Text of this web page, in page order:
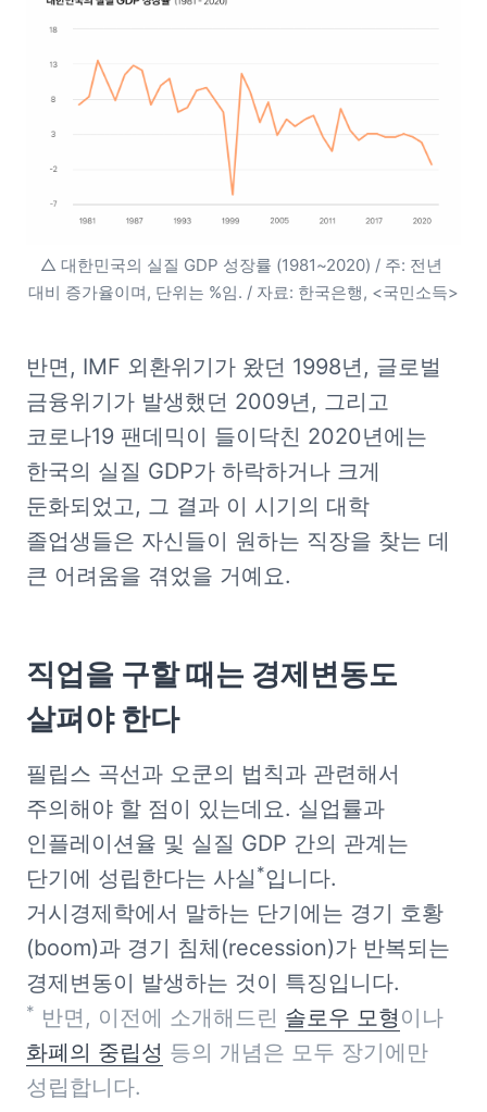
△ 대한민국의 실질 GDP 성장률 (1981~2020) / 주: 전년
대비 증가율이며, 단위는 %임. / 자료: 한국은행, <국민소득>
반면, IMF 외환위기가 왔던 1998년, 글로벌
금융위기가 발생했던 2009년, 그리고
코로나19 팬데믹이 들이닥친 2020년에는
한국의 실질 GDP가 하락하거나 크게
둔화되었고, 그 결과 이 시기의 대학
졸업생들은 자신들이 원하는 직장을 찾는 데
큰 어려움을 겪었을 거예요.
직업을 구할 때는 경제변동도
살펴야 한다
필립스 곡선과 오쿤의 법칙과 관련해서
주의해야 할 점이 있는데요. 실업률과
인플레이션율 및 실질 GDP 간의 관계는
단기에 성립한다는 사실 *입니다.
거시경제학에서 말하는 단기에는 경기 호황
(boom)과 경기 침체(recession)가 반복되는
* 반면, 이전에 소개해드린 솔로우 모형
화폐의 중립성 등의 개념은 모두 장기에만
성립합니다.